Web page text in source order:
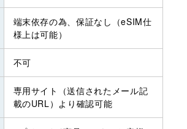
端末依存の為、保証なし（eSIM仕
様上は可能）
不可
専用サイト（送信されたメール記
載のURL）より確認可能